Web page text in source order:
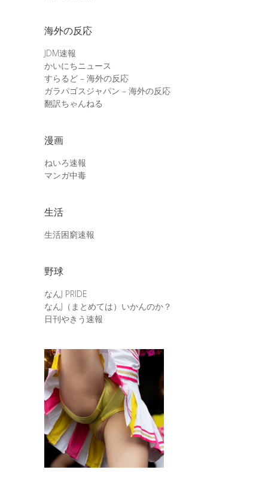
海外の反応
JDM速報
かいにちニュース
すらるど – 海外の反応
ガラパゴスジャパン – 海外の反応
翻訳ちゃんねる
漫画
ねいろ速報
マンガ中毒
生活
生活困窮速報
野球
なんJ PRIDE
なんJ（まとめては）いかんのか？
日刊やきう速報